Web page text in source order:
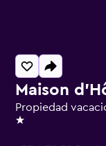
Maison
Propiedad
1 estrella